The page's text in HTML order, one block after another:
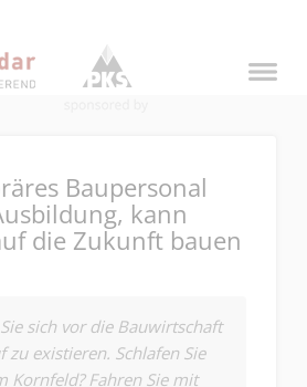
Baupersonal
kann
die Zukunft bauen
sich vor die Bauwirtschaft
zu existieren. Schlafen Sie
Kornfeld? Fahren Sie mit